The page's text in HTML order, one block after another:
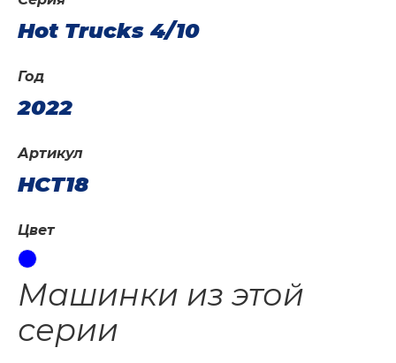
Год
2022
Артикул
HCT18
Hot Trucks 4/10
Цвет
Машинки из этой
серии